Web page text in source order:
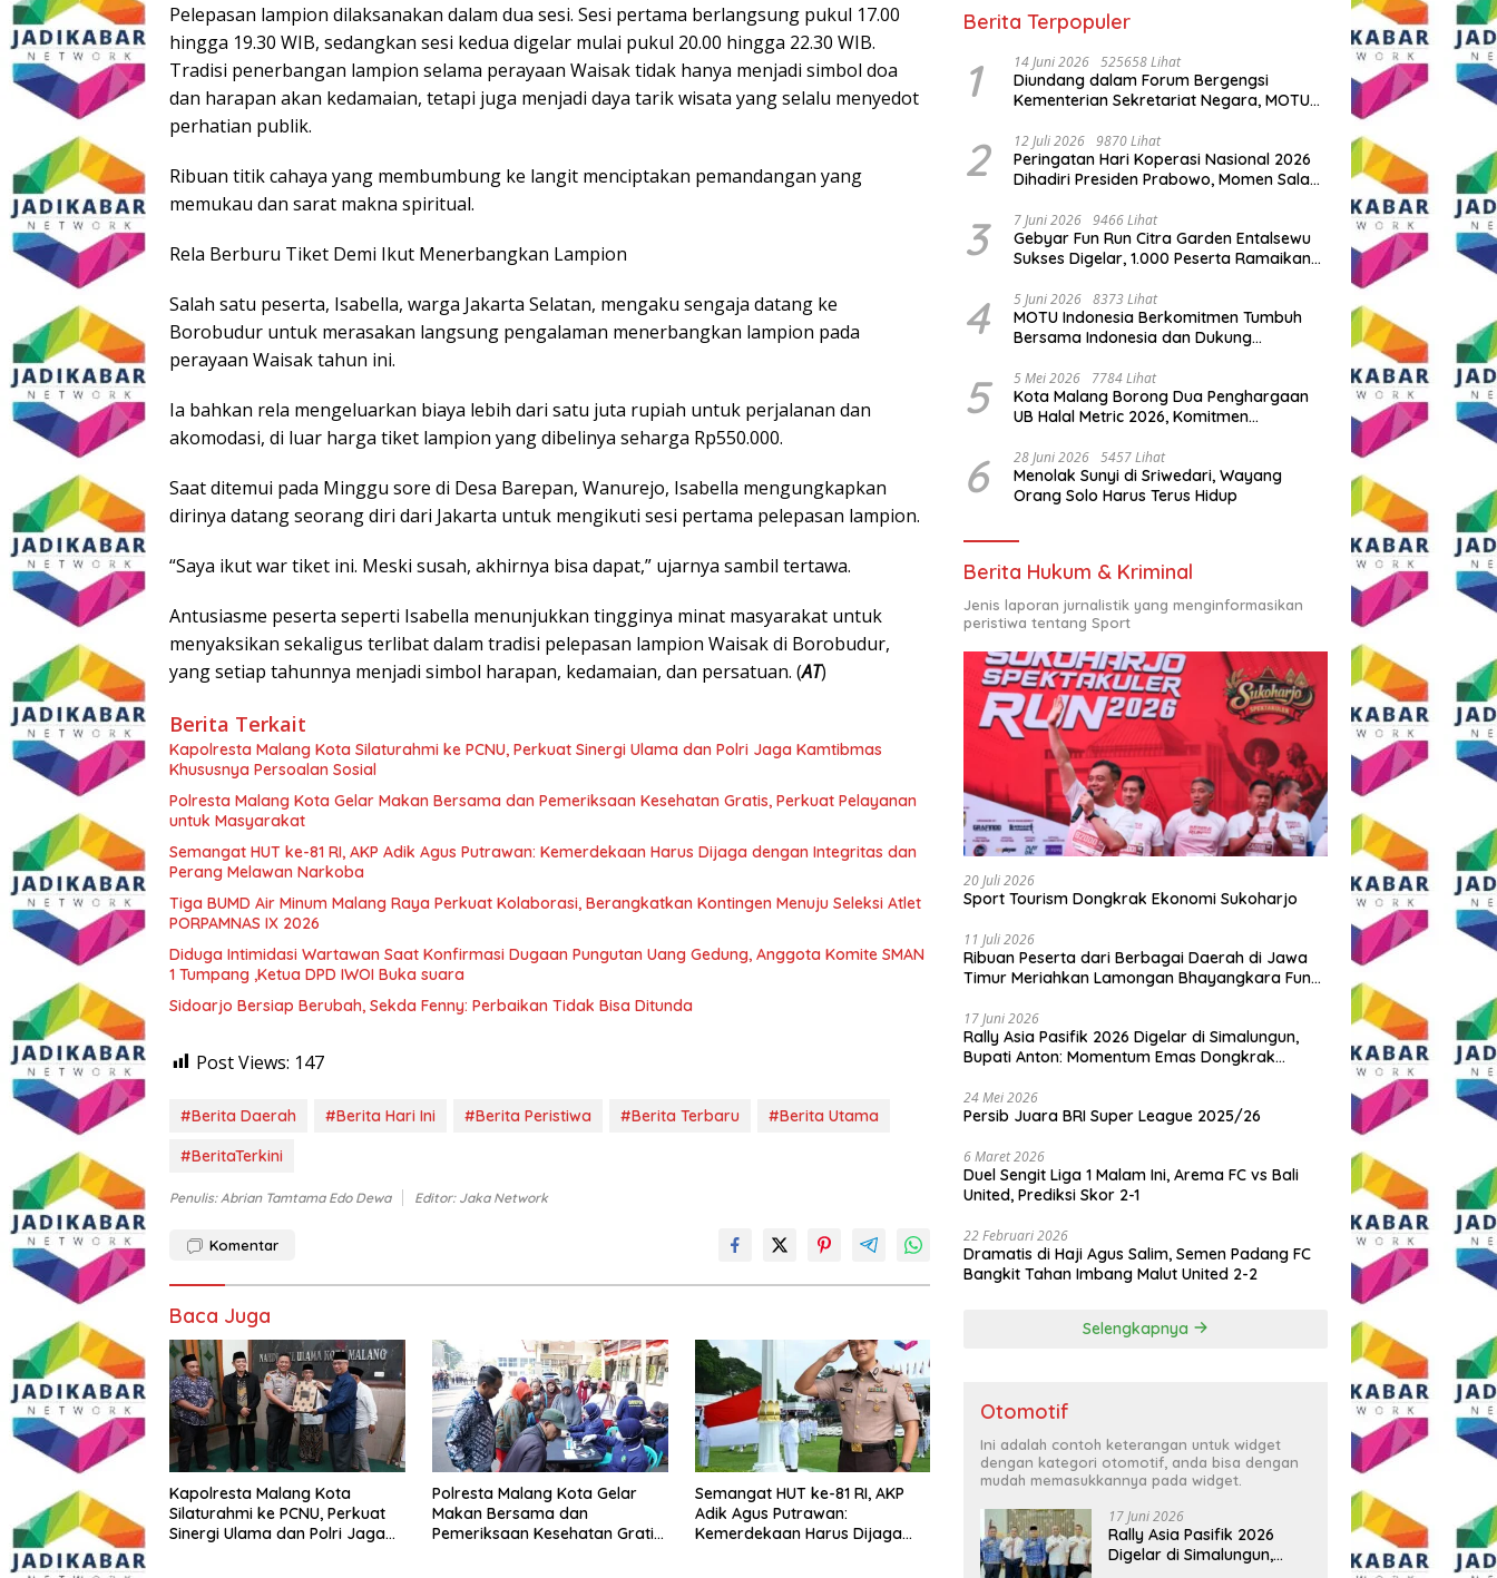
Pelepasan lampion dilaksanakan dalam dua sesi. Sesi pertama berlangsung pukul 17.00
hingga 19.30 WIB, sedangkan sesi kedua digelar mulai pukul 20.00 hingga 22.30 WIB.
Tradisi penerbangan lampion selama perayaan Waisak tidak hanya menjadi simbol doa
dan harapan akan kedamaian, tetapi juga menjadi daya tarik wisata yang selalu menyedot
perhatian publik.
Ribuan titik cahaya yang membumbung ke langit menciptakan pemandangan yang
memukau dan sarat makna spiritual.
Rela Berburu Tiket Demi Ikut Menerbangkan Lampion
Salah satu peserta, Isabella, warga Jakarta Selatan, mengaku sengaja datang ke
Borobudur untuk merasakan langsung pengalaman menerbangkan lampion pada
perayaan Waisak tahun ini.
Ia bahkan rela mengeluarkan biaya lebih dari satu juta rupiah untuk perjalanan dan
akomodasi, di luar harga tiket lampion yang dibelinya seharga Rp550.000.
Saat ditemui pada Minggu sore di Desa Barepan, Wanurejo, Isabella mengungkapkan
dirinya datang seorang diri dari Jakarta untuk mengikuti sesi pertama pelepasan lampion.
“Saya ikut war tiket ini. Meski susah, akhirnya bisa dapat,” ujarnya sambil tertawa.
Antusiasme peserta seperti Isabella menunjukkan tingginya minat masyarakat untuk
menyaksikan sekaligus terlibat dalam tradisi pelepasan lampion Waisak di Borobudur,
yang setiap tahunnya menjadi simbol harapan, kedamaian, dan persatuan. (AT)
Berita Terkait
Kapolresta Malang Kota Silaturahmi ke PCNU, Perkuat Sinergi Ulama dan Polri Jaga Kamtibmas
Khususnya Persoalan Sosial
Polresta Malang Kota Gelar Makan Bersama dan Pemeriksaan Kesehatan Gratis, Perkuat Pelayanan
untuk Masyarakat
Semangat HUT ke-81 RI, AKP Adik Agus Putrawan: Kemerdekaan Harus Dijaga dengan Integritas dan
Perang Melawan Narkoba
Tiga BUMD Air Minum Malang Raya Perkuat Kolaborasi, Berangkatkan Kontingen Menuju Seleksi Atlet
PORPAMNAS IX 2026
Diduga Intimidasi Wartawan Saat Konfirmasi Dugaan Pungutan Uang Gedung, Anggota Komite SMAN
1 Tumpang ,Ketua DPD IWOI Buka suara
Sidoarjo Bersiap Berubah, Sekda Fenny: Perbaikan Tidak Bisa Ditunda
Post Views: 147
#Berita Daerah #Berita Hari Ini #Berita Peristiwa #Berita Terbaru
#Berita Utama
#BeritaTerkini
Penulis: Abrian Tamtama Edo Dewa Editor: Jaka Network
Komentar
Baca Juga
Kapolresta Malang Kota
Silaturahmi ke PCNU, Perkuat
Sinergi Ulama dan Polri Jaga
Polresta Malang Kota Gelar
Makan Bersama dan
Pemeriksaan Kesehatan Gratis,
Semangat HUT ke-81 RI, AKP
Adik Agus Putrawan:
Kemerdekaan Harus Dijaga
Berita Terpopuler
1 14 Juni 2026 525658 Lihat
Diundang dalam Forum Bergengsi
Kementerian Sekretariat Negara, MOTU
Indonesia
2 12 Juli 2026 9870 Lihat
Peringatan Hari Koperasi Nasional 2026
Dihadiri Presiden Prabowo, Momen Salam
3 7 Juni 2026 9466 Lihat
Gebyar Fun Run Citra Garden Entalsewu
Sukses Digelar, 1.000 Peserta Ramaikan
4 5 Juni 2026 8373 Lihat
MOTU Indonesia Berkomitmen Tumbuh
Bersama Indonesia dan Dukung
5 5 Mei 2026 7784 Lihat
Kota Malang Borong Dua Penghargaan
UB Halal Metric 2026, Komitmen
6 28 Juni 2026 5457 Lihat
Menolak Sunyi di Sriwedari, Wayang
Orang Solo Harus Terus Hidup
Berita Hukum & Kriminal
Jenis laporan jurnalistik yang menginformasikan
peristiwa tentang Sport
20 Juli 2026
Sport Tourism Dongkrak Ekonomi Sukoharjo
11 Juli 2026
Ribuan Peserta dari Berbagai Daerah di Jawa
Timur Meriahkan Lamongan Bhayangkara Fun
17 Juni 2026
Rally Asia Pasifik 2026 Digelar di Simalungun,
Bupati Anton: Momentum Emas Dongkrak
24 Mei 2026
Persib Juara BRI Super League 2025/26
6 Maret 2026
Duel Sengit Liga 1 Malam Ini, Arema FC vs Bali
United, Prediksi Skor 2-1
22 Februari 2026
Dramatis di Haji Agus Salim, Semen Padang FC
Bangkit Tahan Imbang Malut United 2-2
Selengkapnya
Otomotif
Ini adalah contoh keterangan untuk widget
dengan kategori otomotif, anda bisa dengan
mudah memasukkannya pada widget.
17 Juni 2026
Rally Asia Pasifik 2026
Digelar di Simalungun,